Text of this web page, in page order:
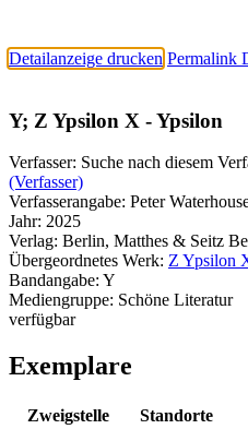
Detailanzeige drucken Permalink
Y; Z Ypsilon X - Ypsilon
Verfasser: Suche nach diesem
(Verfasser)
Verfasserangabe: Peter
Jahr: 2025
Verlag: Berlin, Matthes & Seitz
Übergeordnetes Werk: Z Ypsilon
Bandangabe: Y
Mediengruppe: Schöne Literatur
verfügbar
Exemplare
Zweigstelle Standorte